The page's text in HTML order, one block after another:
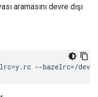
aramasını devre dışı